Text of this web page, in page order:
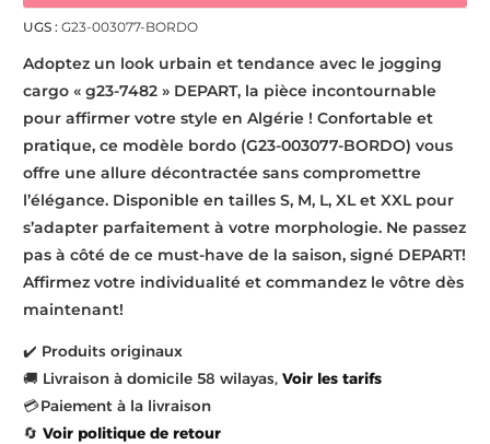
UGS :G23-003077-BORDO
Adoptez un look urbain et tendance avec le jogging
cargo « g23-7482 » DEPART, la pièce incontournable
pour affirmer votre style en Algérie ! Confortable et
pratique, ce modèle bordo (G23-003077-BORDO) vous
offre une allure décontractée sans compromettre
l’élégance. Disponible en tailles S, M, L, XL et XXL pour
s’adapter parfaitement à votre morphologie. Ne passez
pas à côté de ce must-have de la saison, signé DEPART!
Affirmez votre individualité et commandez le vôtre dès
maintenant!
✔️ Produits originaux
🚚 Livraison à domicile 58 wilayas, Voir les tarifs
💳 Paiement à la livraison
🔄 Voir politique de retour